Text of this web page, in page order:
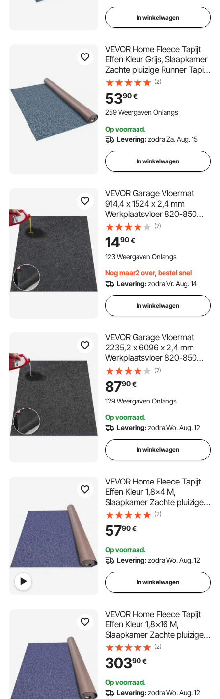
In winkelwagen
VEVOR Home Fleece Tapijt
Effen Kleur Grijs, Slaapkamer
Zachte pluizige Runner Tapijt
Thuis 1,8x4 M, Tapijt Voor
Indoor Woonkamer, Nordic
Style Tapijt Thuis Tapijt Mat
Effen Kleur Tapijt Bedkant
(2)
5390€
259 Weergaven Onlangs
Op voorraad.
Levering:zodra Za. Aug. 15
In winkelwagen
VEVOR Garage Vloermat
914,4 x 1524 x 2,4 mm
Werkplaatsvloer 820-850
g/m² Garagevloervilt & TPE
Olieopvangmat Garagemat
Servicemat
Vloerbescherming
(7)
1490€
123 Weergaven Onlangs
Nog maar2 over, bestel snel
Levering:zodra Vr. Aug. 14
In winkelwagen
VEVOR Garage Vloermat
2235,2 x 6096 x 2,4 mm
Werkplaatsvloer 820-850
g/m² Garagevloervilt & TPE
Olieopvangmat Garagemat
Servicemat
Vloerbescherming
(7)
8790€
129 Weergaven Onlangs
Op voorraad.
Levering:zodra Wo. Aug. 12
In winkelwagen
VEVOR Home Fleece Tapijt
Effen Kleur 1,8x4 M,
Slaapkamer Zachte pluizige
Runner Tapijt Thuis Blauw,
Tapijt Voor Indoor
Woonkamer, Nordic Style
Kleur Tapijt Bedkant
(2)
5790€
Op voorraad.
Levering:zodra Wo. Aug. 12
In winkelwagen
VEVOR Home Fleece Tapijt
Effen Kleur 1,8x16 M,
Slaapkamer Zachte pluizige
Runner Tapijt Thuis Blauw,
Tapijt Voor Indoor
Woonkamer, Nordic Style
Kleur Tapijt Bedkant
(2)
30390€
Op voorraad.
Levering:zodra Wo. Aug. 12